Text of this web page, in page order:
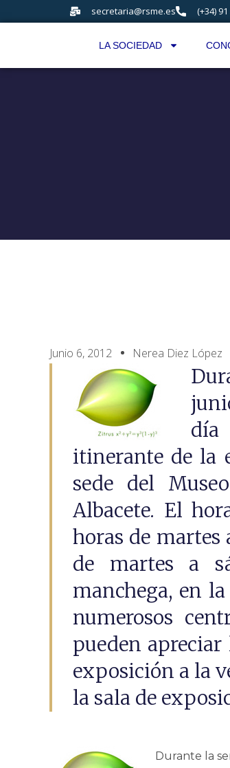
secretaria@rsme.es (+34)
LA SOCIEDAD
Junio 6, 2012 Nerea Diez López
día
itinerante de la
sede del
Albacete. El
horas de martes
de martes a
manchega, en
numerosos
pueden
exposición a la
la sala de
Durante la